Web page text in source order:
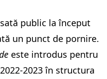
public la început
un punct de pornire.
este introdus pentru
2023 în structura